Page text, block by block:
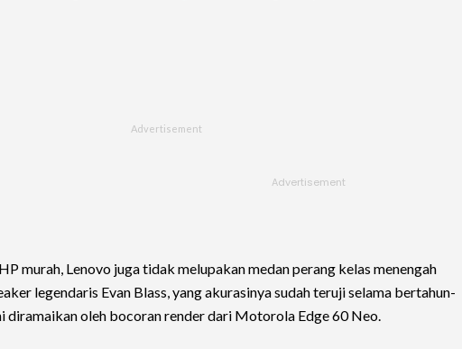
murah, Lenovo juga tidak melupakan medan perang kelas menengah
legendaris Evan Blass, yang akurasinya sudah teruji selama bertahun-
diramaikan oleh bocoran render dari Motorola Edge 60 Neo.